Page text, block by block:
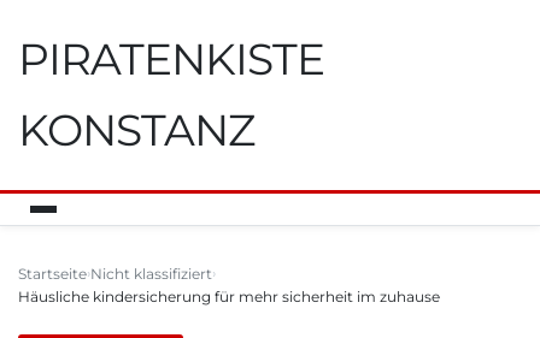
PIRATENKISTE
KONSTANZ
Startseite Nicht klassifiziert
Häusliche kindersicherung für mehr sicherheit im zuhause